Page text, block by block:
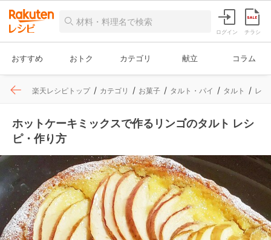
ログイン チラシ
おすすめ おトク カテゴリ 献立 コラム
楽天レシピトップ カテゴリ お菓子 タルト・パイ タルト レ
ホットケーキミックスで作るリンゴのタルト レシ
ピ・作り方